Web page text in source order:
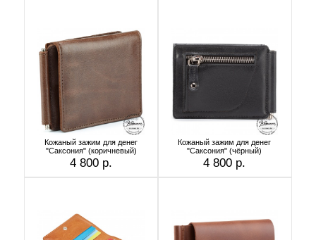
Кожаный зажим для денег
"Саксония" (коричневый)
4 800 р.
Кожаный зажим для денег
"Саксония" (чёрный)
4 800 р.